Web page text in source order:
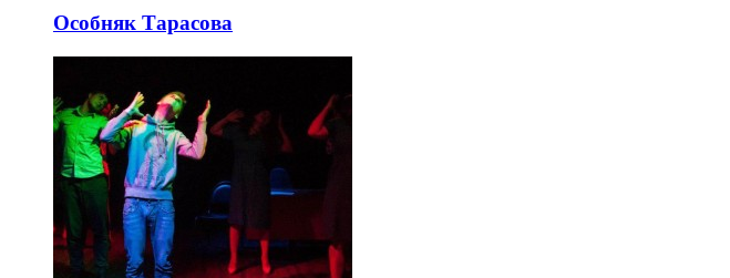
Особняк Тарасова